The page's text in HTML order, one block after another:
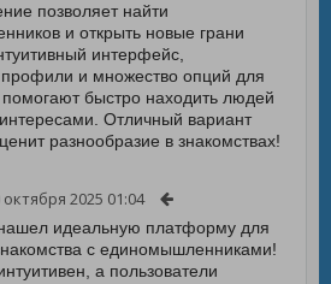
позволяет найти
и открыть новые грани
интерфейс,
и множество опций для
быстро находить людей
Отличный вариант
разнообразие в знакомствах!
октября 2025 01:04
идеальную платформу для
с единомышленниками!
а пользователи